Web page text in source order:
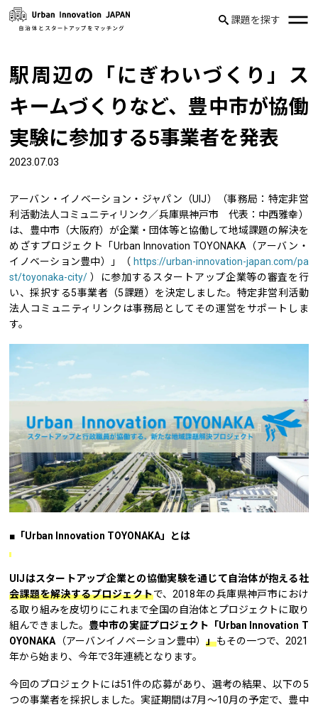
課題を探す
駅周辺の「にぎわいづくり」ス
キームづくりなど、豊中市が協働
実験に参加する5事業者を発表
2023.07.03
アーバン・イノベーション・ジャパン（UIJ）（事務局：特定非営
利活動法人コミュニティリンク／兵庫県神戸市 代表：中西雅幸）
は、豊中市（大阪府）が企業・団体等と協働して地域課題の解決を
めざすプロジェクト「Urban Innovation TOYONAKA（アーバン・
イノベーション豊中）」（ https://urban-innovation-japan.com/pa
st/toyonaka-city/ ）に参加するスタートアップ企業等の審査を行
い、採択する5事業者（5課題）を決定しました。特定非営利活動
法人コミュニティリンクは事務局としてその運営をサポートしま
す。
■「Urban Innovation TOYONAKA」とは
――――――――――――――――――――――――
UIJはスタートアップ企業との協働実験を通じて自治体が抱える社
会課題を解決するプロジェクトで、2018年の兵庫県神戸市におけ
る取り組みを皮切りにこれまで全国の自治体とプロジェクトに取り
組んできました。 豊中市の実証プロジェクト「Urban Innovation T
OYONAKA（アーバンイノベーション豊中）」もその一つで、2021
年から始まり、今年で3年連続となります。
今回のプロジェクトには51件の応募があり、選考の結果、以下の5
つの事業者を採択しました。実証期間は7月〜10月の予定で、豊中